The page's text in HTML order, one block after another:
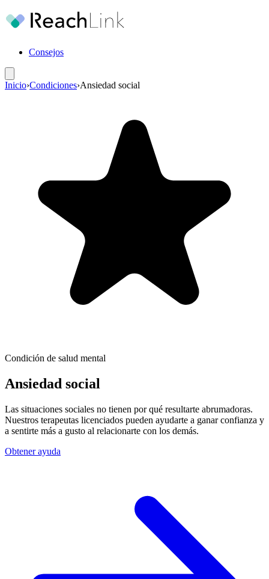
Consejos
Inicio›Condiciones›Ansiedad social
Condición de salud mental
Ansiedad social
Las situaciones sociales no tienen por qué resultarte abrumadoras.
Nuestros terapeutas licenciados pueden ayudarte a ganar confianza y
a sentirte más a gusto al relacionarte con los demás.
Obtener ayuda